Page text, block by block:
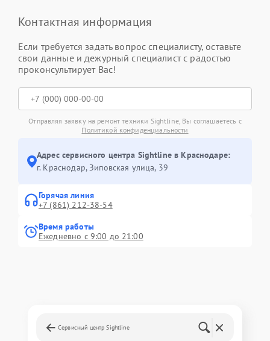
Контактная информация
Если требуется задать вопрос специалисту, оставьте
свои данные и дежурный специалист с радостью
проконсультирует Вас!
Отправляя заявку на ремонт техники Sightline, Вы соглашаетесь с
Политикой конфиденциальности
Адрес сервисного центра Sightline в Краснодаре:
г. Краснодар, Зиповская улица, 39
Горячая линия
+7 (861) 212-38-54
Время работы
Ежедневно с 9:00 до 21:00
Сервисный центр Sightline